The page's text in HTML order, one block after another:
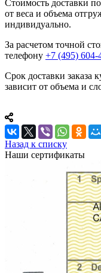
Стоимость доставки
от веса и объема
индивидуально.
За расчетом точной
телефону +7 (495) 604-
Срок доставки заказа
зависит от объема и
Назад к списку
Наши сертификаты